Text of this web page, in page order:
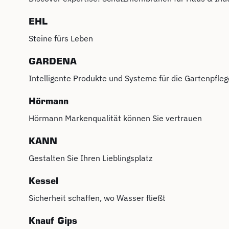
EHL
Steine fürs Leben
GARDENA
Intelligente Produkte und Systeme für die
Hörmann
Hörmann Markenqualität können Sie vertrauen
KANN
Gestalten Sie Ihren Lieblingsplatz
Kessel
Sicherheit schaffen, wo Wasser fließt
Knauf Gips